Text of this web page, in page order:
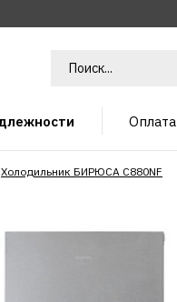
Оплата
Холодильник БИРЮСА C880NF